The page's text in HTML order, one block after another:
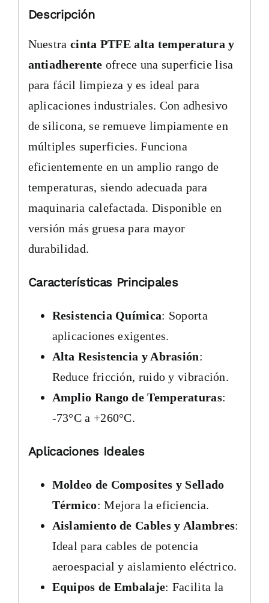
Descripción
Nuestra cinta PTFE alta temperatura y
antiadherente ofrece una superficie lisa
para fácil limpieza y es ideal para
aplicaciones industriales. Con adhesivo
de silicona, se remueve limpiamente en
múltiples superficies. Funciona
eficientemente en un amplio rango de
temperaturas, siendo adecuada para
maquinaria calefactada. Disponible en
versión más gruesa para mayor
durabilidad.
Características Principales
Resistencia Química: Soporta
aplicaciones exigentes.
Alta Resistencia y Abrasión:
Reduce fricción, ruido y vibración.
Amplio Rango de Temperaturas:
-73°C a +260°C.
Aplicaciones Ideales
Moldeo de Composites y Sellado
Térmico: Mejora la eficiencia.
Aislamiento de Cables y Alambres:
Ideal para cables de potencia
aeroespacial y aislamiento eléctrico.
Equipos de Embalaje: Facilita la